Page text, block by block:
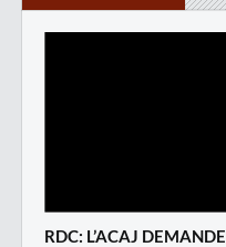
RDC: L’ACAJ DEMANDE